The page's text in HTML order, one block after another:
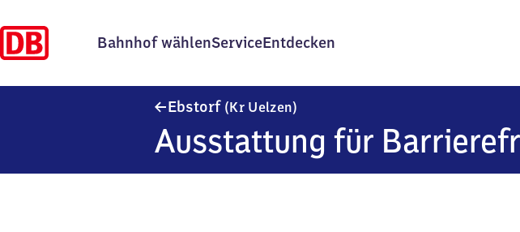
Bahnhof wählenServiceEntdecken
Ebstorf (Kr Uelzen)
Ausstattung für